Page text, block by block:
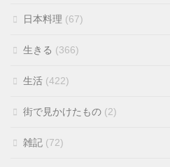
日本料理 (67)
生きる (366)
生活 (422)
街で見かけたもの (2)
雑記 (72)